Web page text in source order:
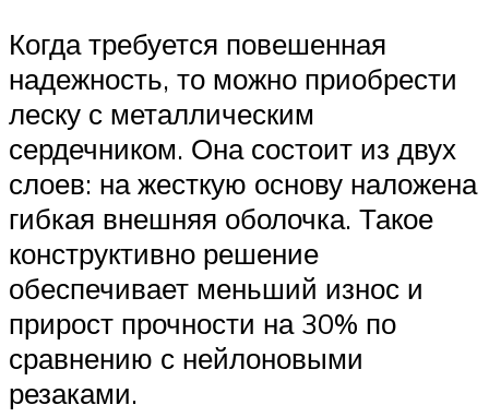
Когда требуется повешенная
надежность, то можно приобрести
леску с металлическим
сердечником. Она состоит из двух
слоев: на жесткую основу наложена
гибкая внешняя оболочка. Такое
конструктивно решение
обеспечивает меньший износ и
прирост прочности на 30% по
сравнению с нейлоновыми
резаками.